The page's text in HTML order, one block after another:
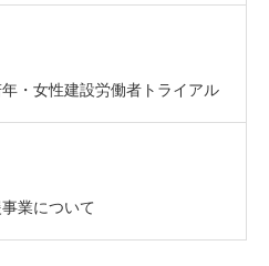
・女性建設労働者トライアル
業について